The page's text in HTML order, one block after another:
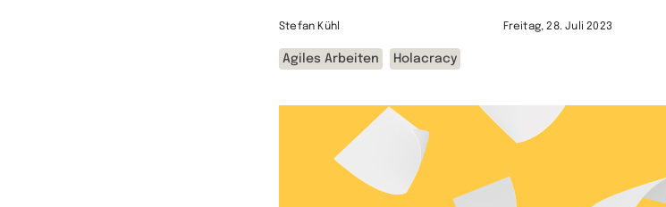
Stefan Kühl Freitag, 28. Juli 2023
Agiles Arbeiten Holacracy